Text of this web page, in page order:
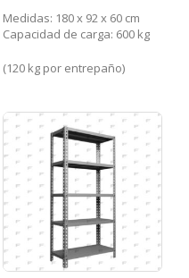
Medidas: 180 x 92 x 60 cm
Capacidad de carga: 600 kg
(120 kg por entrepaño)